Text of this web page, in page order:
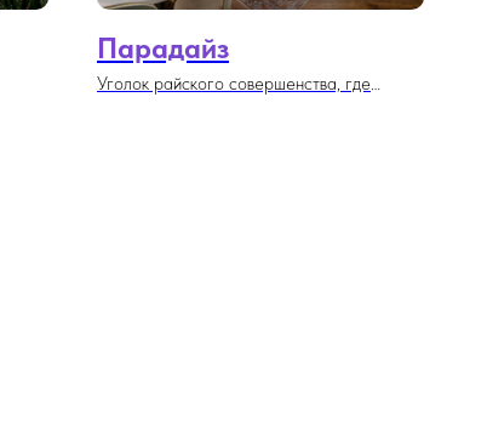
Парадайз
Уголок райского совершенства, где